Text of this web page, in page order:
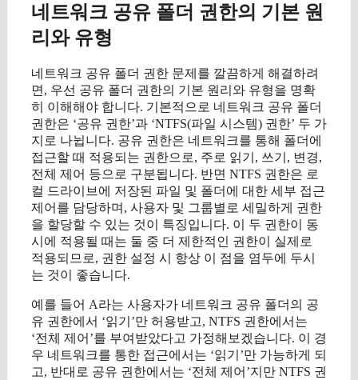
네트워크 공유 폴더 권한의 기본 원
리와 유형
네트워크 공유 폴더 권한 문제를 깔끔하게 해결하려
면, 우선 공유 폴더 권한의 기본 원리와 유형을 명확
히 이해해야 합니다. 기본적으로 네트워크 공유 폴더
권한은 ‘공유 권한’과 ‘NTFS(파일 시스템) 권한’ 두 가
지로 나뉩니다. 공유 권한은 네트워크를 통해 폴더에
접근할 때 적용되는 권한으로, 주로 읽기, 쓰기, 변경,
전체 제어 등으로 구분됩니다. 반면 NTFS 권한은 로
컬 드라이브에 저장된 파일 및 폴더에 대한 세부 접근
제어를 담당하며, 사용자 및 그룹별로 세밀하게 권한
을 할당할 수 있는 것이 특징입니다. 이 두 권한이 동
시에 적용될 때는 둘 중 더 제한적인 권한이 실제로
적용되므로, 권한 설정 시 항상 이 점을 염두에 두시
는 것이 좋습니다.
예를 들어 A라는 사용자가 네트워크 공유 폴더의 공
유 권한에서 ‘읽기’만 허용받고, NTFS 권한에서는
‘전체 제어’를 부여받았다고 가정해보겠습니다. 이 경
우 네트워크를 통한 접근에서는 ‘읽기’만 가능하게 되
고, 반대로 공유 권한에서는 ‘전체 제어’지만 NTFS 권